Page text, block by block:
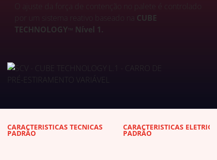
O ajuste da força de contenção no palete é controlado
por um sistema reativo baseado na CUBE
TECHNOLOGY TM Nível 1.
DOWNLOADS DE TABELAS
CARACTERÍSTICAS TÉCNICAS
PADRÃO
CARACTERÍSTICAS
PADRÃO